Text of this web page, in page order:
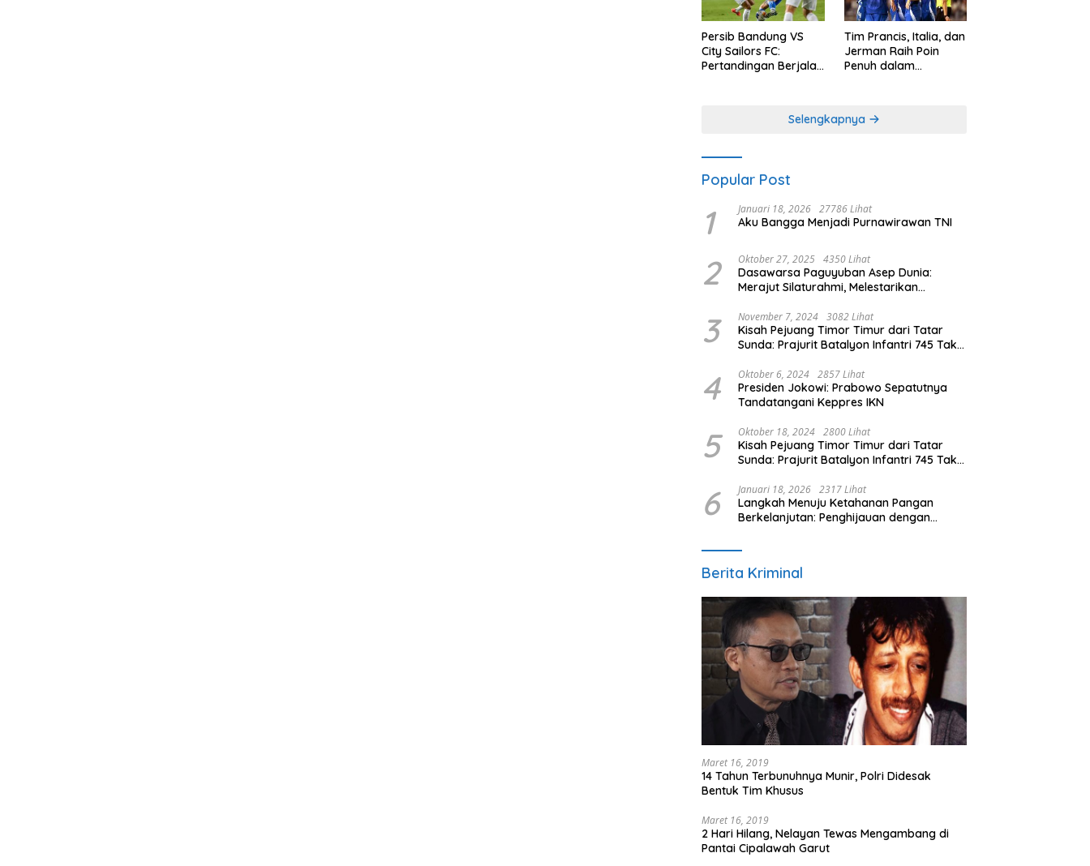
Persib Bandung VS
City Sailors FC:
Pertandingan Berjalan
Tim Prancis, Italia, dan
Jerman Raih Poin
Penuh dalam
Selengkapnya
Popular Post
1 Januari 18, 2026 27786 Lihat
Aku Bangga Menjadi Purnawirawan TNI
2 Oktober 27, 2025 4350 Lihat
Dasawarsa Paguyuban Asep Dunia:
Merajut Silaturahmi, Melestarikan
3 November 7, 2024 3082 Lihat
Kisah Pejuang Timor Timur dari Tatar
Sunda: Prajurit Batalyon Infantri 745 Tak
4 Oktober 6, 2024 2857 Lihat
Presiden Jokowi: Prabowo Sepatutnya
Tandatangani Keppres IKN
5 Oktober 18, 2024 2800 Lihat
Kisah Pejuang Timor Timur dari Tatar
Sunda: Prajurit Batalyon Infantri 745 Tak
6 Januari 18, 2026 2317 Lihat
Langkah Menuju Ketahanan Pangan
Berkelanjutan: Penghijauan dengan
Program Pemerintah
Berita Kriminal
Maret 16, 2019
14 Tahun Terbunuhnya Munir, Polri Didesak
Bentuk Tim Khusus
Maret 16, 2019
2 Hari Hilang, Nelayan Tewas Mengambang di
Pantai Cipalawah Garut